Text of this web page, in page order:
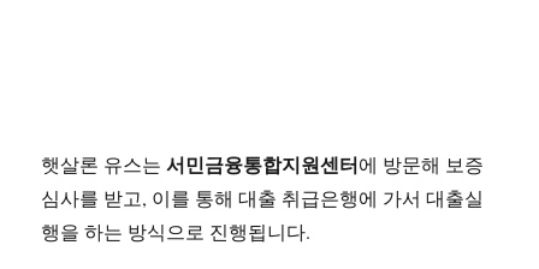
햇살론 유스는서민금융통합지원센터에 방문해 보증
심사를 받고, 이를 통해 대출 취급은행에 가서 대출실
행을 하는 방식으로 진행됩니다.